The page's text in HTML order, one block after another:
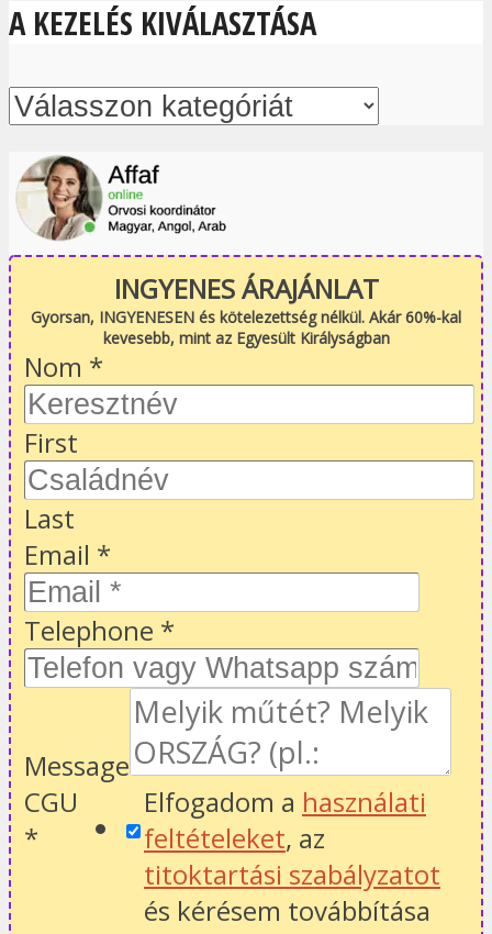
A KEZELÉS KIVÁLASZTÁSA
INGYENES ÁRAJÁNLAT
Gyorsan, INGYENESEN és kötelezettség nélkül. Akár 60%-kal
kevesebb, mint az Egyesült Királyságban
Nom *
First
Last
Email *
Telephone *
Message
CGU
*
Elfogadom a használati
feltételeket, az
titoktartási szabályzatot
és kérésem továbbítása